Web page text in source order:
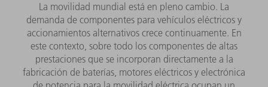
La movilidad mundial está en pleno cambio. La
demanda de componentes para vehículos eléctricos y
accionamientos alternativos crece continuamente. En
este contexto, sobre todo los componentes de altas
prestaciones que se incorporan directamente a la
fabricación de baterías, motores eléctricos y electrónica